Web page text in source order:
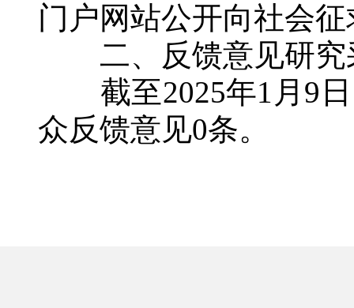
门户网站公开向社会
二、反馈意见研究
截至2025年1月9日
众反馈意见0条。